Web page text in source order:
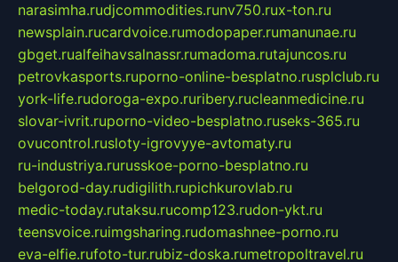
narasimha.rudjcommodities.runv750.rux-ton.ru
newsplain.rucardvoice.rumodopaper.rumanunae.ru
gbget.rualfeihavsalnassr.rumadoma.rutajuncos.ru
petrovkasports.ruporno-online-besplatno.rusplclub.ru
york-life.rudoroga-expo.ruribery.rucleanmedicine.ru
slovar-ivrit.ruporno-video-besplatno.ruseks-365.ru
ovucontrol.rusloty-igrovyye-avtomaty.ru
ru-industriya.rurusskoe-porno-besplatno.ru
belgorod-day.rudigilith.rupichkurovlab.ru
medic-today.rutaksu.rucomp123.rudon-ykt.ru
teensvoice.ruimgsharing.rudomashnee-porno.ru
eva-elfie.rufoto-tur.rubiz-doska.rumetropoltravel.ru